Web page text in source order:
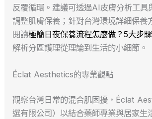
反覆循環。建議可透過AI皮膚分析工具
調整肌膚保養；針對台灣環境詳細保養
閱讀極簡日夜保養流程怎麼做？5大步
解析分區護理從理論到生活的小細節。
Éclat Aesthetics的專業觀點
觀察台灣日常的混合肌困擾，Éclat
選有限公司）以結合藥師專業與居家生